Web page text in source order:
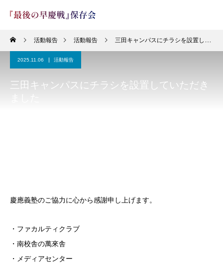
活動報告 活動報告 三田キャンパスにチラシを設置していただきました
2025.11.06 活動報告
三田キャンパスにチラシを設置していただき
慶應義塾のご協力に心から感謝申し上げます。
・ファカルティクラブ
・南校舎の萬來舎
・メディアセンター